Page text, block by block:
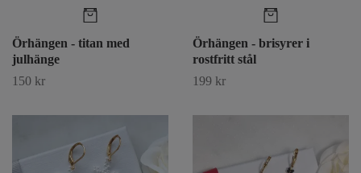
Örhängen - titan med
julhänge
150 kr
Örhängen - brisyrer i
rostfritt stål
199 kr